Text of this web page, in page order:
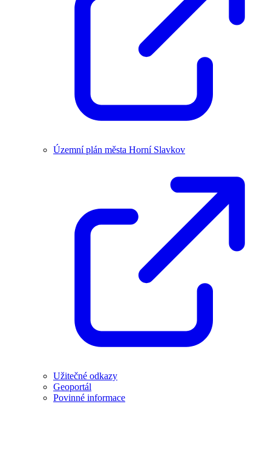
Územní plán města Horní Slavkov
Užitečné odkazy
Geoportál
Povinné informace